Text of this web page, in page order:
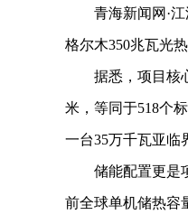
青海新闻网·江
格尔木350兆瓦光
据悉，项目核心
米，等同于518个
一台35万千瓦亚临
储能配置更是项
前全球单机储热容